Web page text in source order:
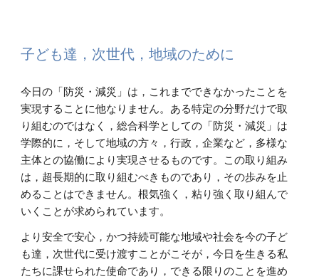
子ども達，次世代，地域のために
今日の「防災・減災」は，これまでできなかったことを
実現することに他なりません。ある特定の分野だけで取
り組むのではなく，総合科学としての「防災・減災」は
学際的に，そして地域の方々，行政，企業など，多様な
主体との協働により実現させるものです。この取り組み
は，超長期的に取り組むべきものであり，その歩みを止
めることはできません。根気強く，粘り強く取り組んで
いくことが求められています。
より安全で安心，かつ持続可能な地域や社会を今の子ど
も達，次世代に受け渡すことがこそが，今日を生きる私
たちに課せられた使命であり，できる限りのことを進め